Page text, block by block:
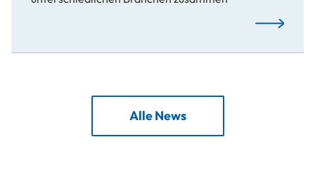
Start-ups
Alle News